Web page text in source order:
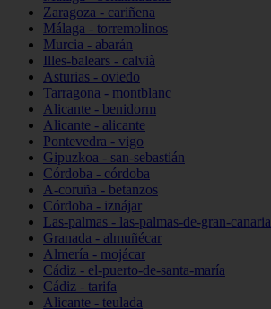
Zaragoza - cariñena
Málaga - torremolinos
Murcia - abarán
Illes-balears - calvià
Asturias - oviedo
Tarragona - montblanc
Alicante - benidorm
Alicante - alicante
Pontevedra - vigo
Gipuzkoa - san-sebastián
Córdoba - córdoba
A-coruña - betanzos
Córdoba - iznájar
Las-palmas - las-palmas-de-gran-canaria
Granada - almuñécar
Almería - mojácar
Cádiz - el-puerto-de-santa-maría
Cádiz - tarifa
Alicante - teulada